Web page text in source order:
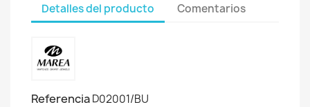
Detalles del producto Comentarios
ReferenciaD02001/BU